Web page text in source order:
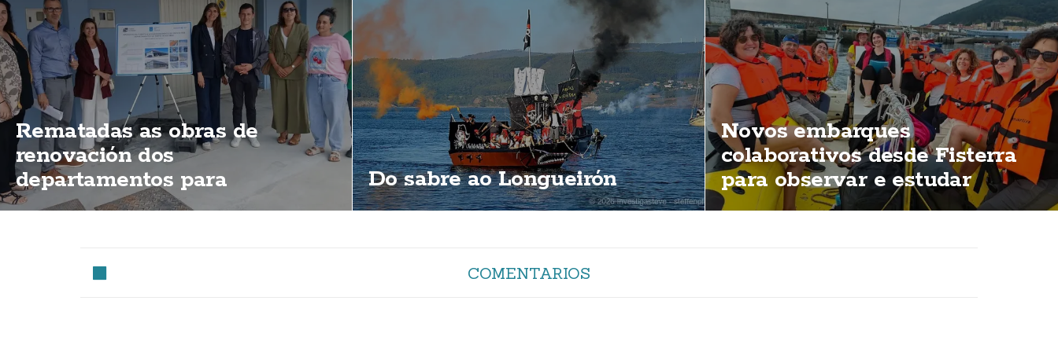
Rematadas as obras de
renovación dos
departamentos para
mariñeiros do porto de
Do sabre ao Longueirón
Novos embarques
colaborativos desde Fisterra
para observar e estudar
cetáceos
COMENTARIOS